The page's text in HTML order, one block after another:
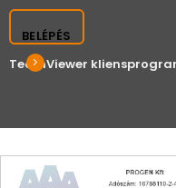
BELÉPÉS
TeamViewer